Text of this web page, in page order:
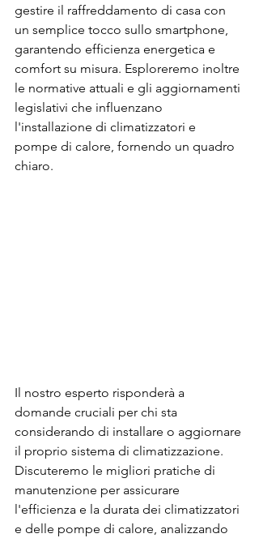
gestire il raffreddamento di casa con
un semplice tocco sullo smartphone,
garantendo efficienza energetica e
comfort su misura. Esploreremo inoltre
le normative attuali e gli aggiornamenti
legislativi che influenzano
l'installazione di climatizzatori e
pompe di calore, fornendo un quadro
chiaro.
Il nostro esperto risponderà a
domande cruciali per chi sta
considerando di installare o aggiornare
il proprio sistema di climatizzazione.
Discuteremo le migliori pratiche di
manutenzione per assicurare
l'efficienza e la durata dei climatizzatori
e delle pompe di calore, analizzando